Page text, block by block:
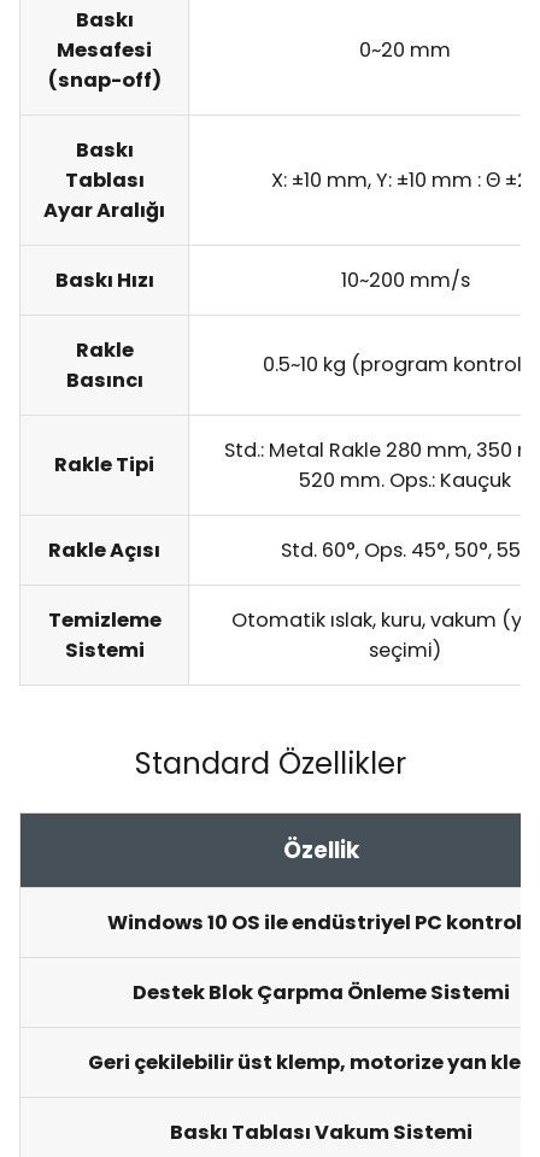
Baskı
Mesafesi
(snap-off)
0~20 mm
Baskı
Tablası
Ayar Aralığı
X: ±10 mm, Y: ±10 mm : Θ ±2°
Baskı Hızı 10~200 mm/s
Rakle
Basıncı
0.5~10 kg (program
Rakle Tipi
Std.: Metal Rakle 280 mm, 350
520 mm. Ops.: Kauçuk
Rakle Açısı Std. 60°, Ops. 45°, 50°, 55°
Temizleme
Sistemi
Otomatik ıslak, kuru, vakum
seçimi)
Standard Özellikler
Özellik
Windows 10 OS ile endüstriyel PC kontrolü
Destek Blok Çarpma Önleme Sistemi
Geri çekilebilir üst klemp, motorize yan
Baskı Tablası Vakum Sistemi